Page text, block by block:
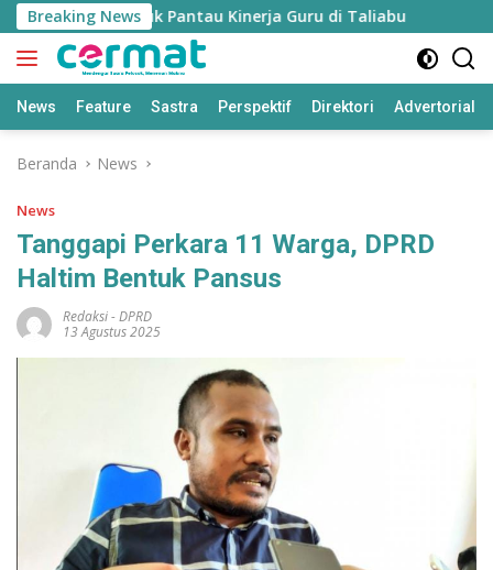
Langsung
ke
konten
Breaking News
untuk Pantau Kinerja Guru di Taliabu
News Feature Sastra Perspektif Direktori Advertorial
Beranda News
News
Tanggapi Perkara 11 Warga, DPRD
Haltim Bentuk Pansus
Redaksi-DPRD
13 Agustus 2025